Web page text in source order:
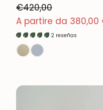
A partire da 380,00
di vendita
normale
€420,00
2 reseñas